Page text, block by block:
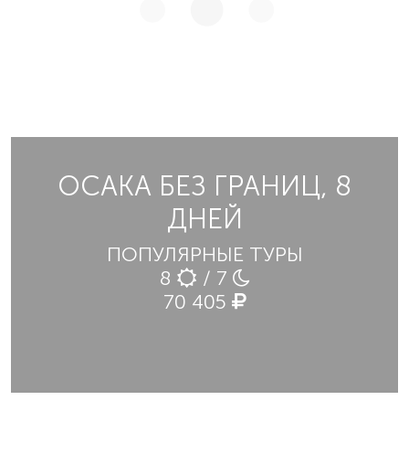
ОСАКА БЕЗ ГРАНИЦ, 8
ДНЕЙ
ПОПУЛЯРНЫЕ ТУРЫ
8
/ 7
70 405